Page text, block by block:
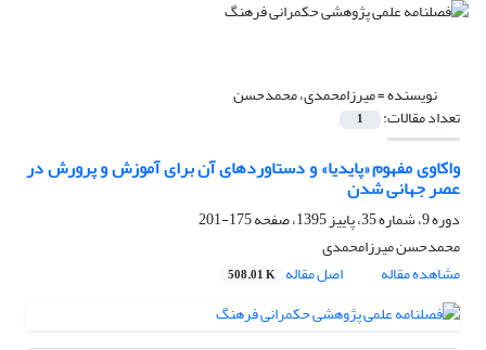
نویسنده =میرزامحمدی، محمدحسن
تعداد مقالات: 1
واکاوی مفهوم «پایدیا» و دستاورد‌های آن برای آموزش و پرورش در
عصر جهانی شدن
دوره 9، شماره 35، پاییز 1395، صفحه
175-201
محمدحسن میرزامحمدی
مشاهده مقاله
اصل مقاله 508.01 K